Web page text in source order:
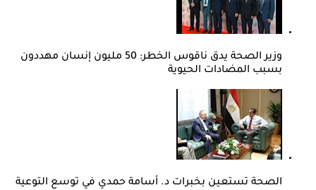
وزير الصحة يدق ناقوس الخطر: 50 مليون إنسان مهددون
بسبب المضادات الحيوية
الصحة تستعين بخبرات د. أسامة حمدي في توسع التوعية